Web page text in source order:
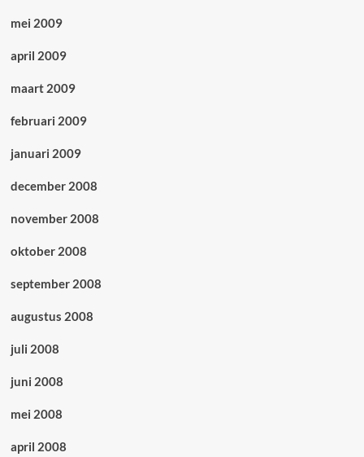
mei 2009
april 2009
maart 2009
februari 2009
januari 2009
december 2008
november 2008
oktober 2008
september 2008
augustus 2008
juli 2008
juni 2008
mei 2008
april 2008